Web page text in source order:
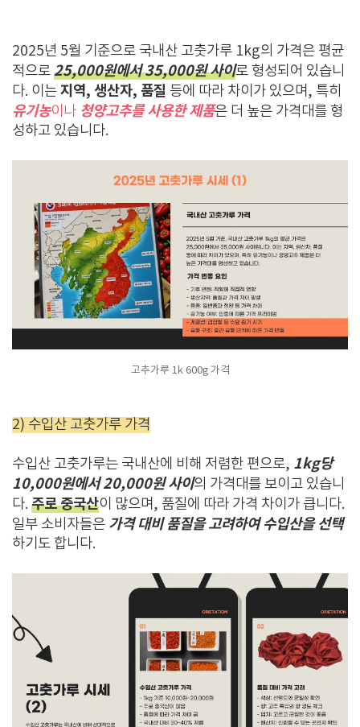
2025년 5월 기준으로 국내산 고춧가루 1kg의 가격은 평균
적으로 25,000원에서 35,000원 사이로 형성되어 있습니
다. 이는 지역, 생산자, 품질 등에 따라 차이가 있으며, 특히
유기농이나 청양고추를 사용한 제품은 더 높은 가격대를 형
성하고 있습니다.
고추가루 1k 600g 가격
2) 수입산 고춧가루 가격
수입산 고춧가루는 국내산에 비해 저렴한 편으로, 1kg당
10,000원에서 20,000원 사이의 가격대를 보이고 있습니
다. 주로 중국산이 많으며, 품질에 따라 가격 차이가 큽니다.
일부 소비자들은 가격 대비 품질을 고려하여 수입산을 선택
하기도 합니다.